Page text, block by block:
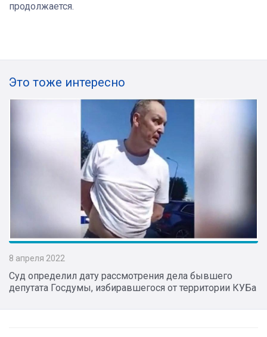
продолжается.
Это тоже интересно
8 апреля 2022
Суд определил дату рассмотрения дела бывшего
депутата Госдумы, избиравшегося от территории КУБа